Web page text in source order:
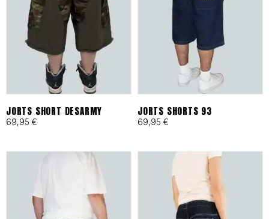
Tejidos Heavyweight:
Materiales técnicos y
naturales seleccionados por
su resistencia al desgaste
Producción Local:
Diseñado
en Barcelona bajo principios
de moda ética y
JORTS SHORT DESARMY
69,95 €
JORTS SHORTS 93
69,95 €